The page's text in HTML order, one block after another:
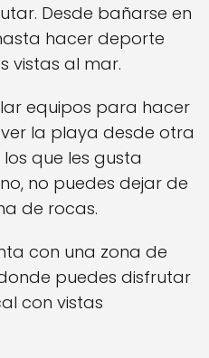
Desde bañarse en
hacer deporte
vistas al mar.
equipos para hacer
la playa desde otra
que les gusta
no puedes dejar de
de rocas.
con una zona de
puedes disfrutar
con vistas